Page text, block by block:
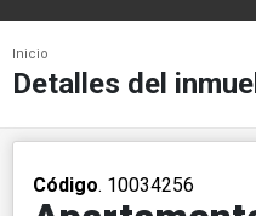
Inicio
Detalles del
Código. 10034256